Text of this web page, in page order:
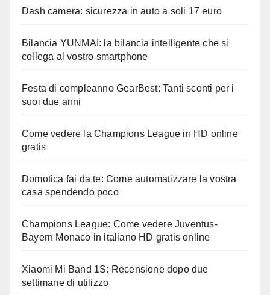
Dash camera: sicurezza in auto a soli 17 euro
Bilancia YUNMAI: la bilancia intelligente che si
collega al vostro smartphone
Festa di compleanno GearBest: Tanti sconti per i
suoi due anni
Come vedere la Champions League in HD online
gratis
Domotica fai da te: Come automatizzare la vostra
casa spendendo poco
Champions League: Come vedere Juventus-
Bayern Monaco in italiano HD gratis online
Xiaomi Mi Band 1S: Recensione dopo due
settimane di utilizzo